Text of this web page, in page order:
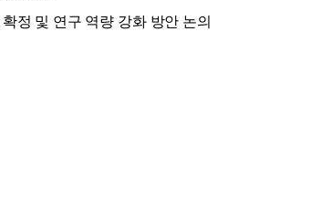
확정 및 연구 역량 강화 방안 논의